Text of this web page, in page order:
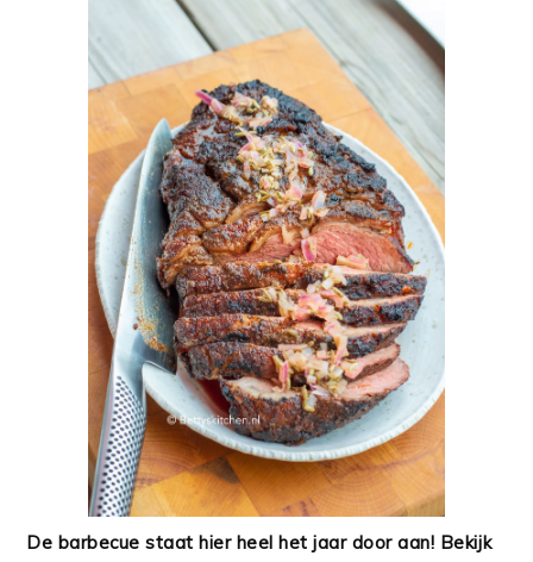
De barbecue staat hier heel het jaar door aan! Bekijk